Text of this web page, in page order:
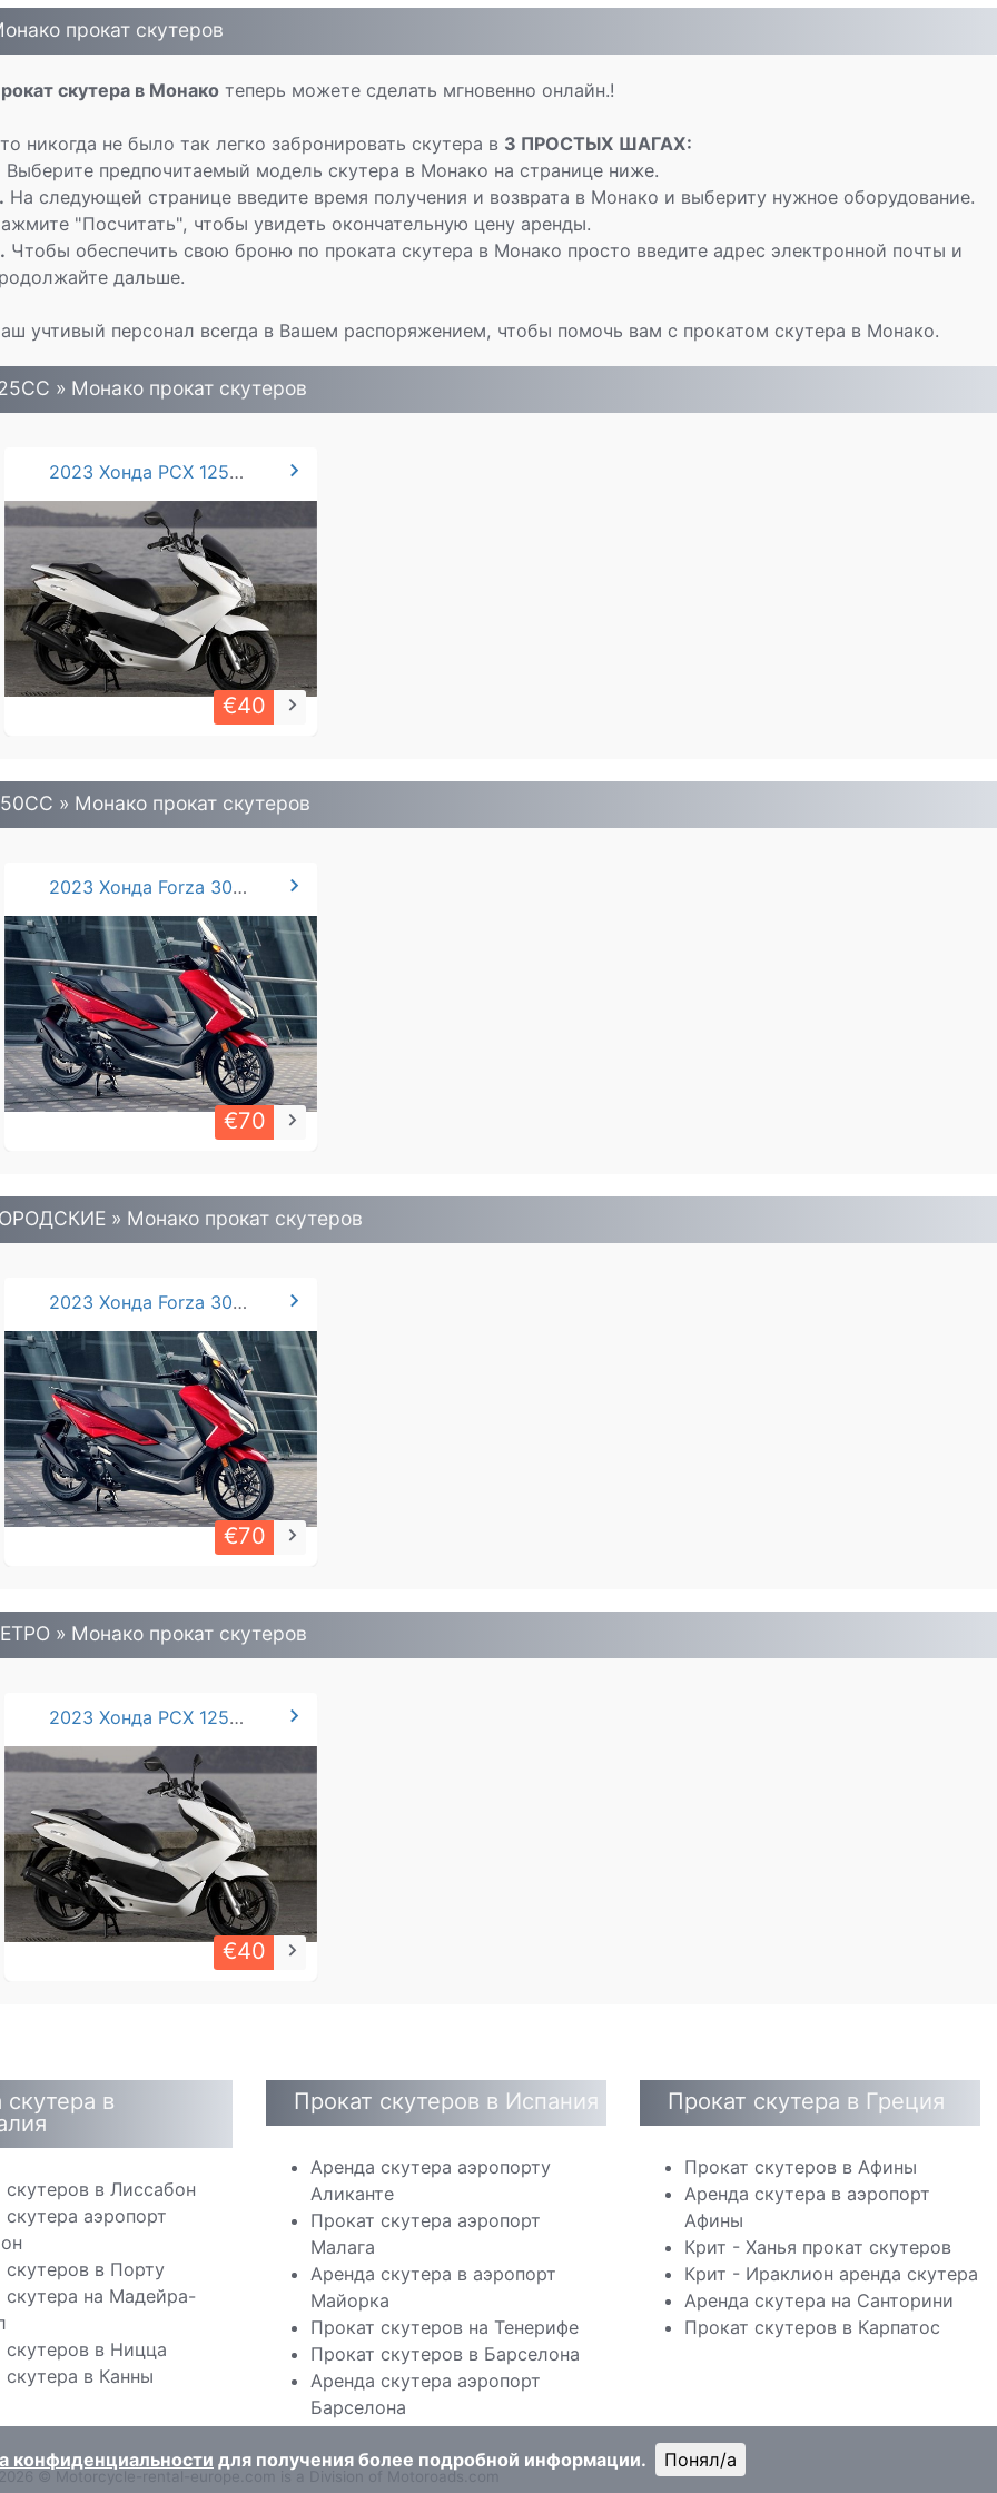
прокат скутеров
скутера в Монакотеперь можете сделать мгновенно онлайн.!
никогда не было так легко забронировать скутера в 3 ПРОСТЫХ ШАГАХ:
Выберите предпочитаемый модель скутера в Монако на странице ниже.
На следующей странице введите время получения и возврата в Монако и выбериту нужное оборудование.
"Посчитать", чтобы увидеть окончательную цену аренды.
Чтобы обеспечить свою броню по проката скутера в Монако просто введите адрес электронной почты и
дальше.
учтивый персонал всегда в Вашем распоряжением, чтобы помочь вам с прокатом скутера в Монако.
» Монако прокат скутеров
2023 Хонда PCX 125 cc* chevron_right
€40 keyboard_arrow_right
» Монако прокат скутеров
2023 Хонда Forza 300/350 cc chevron_right
€70 keyboard_arrow_right
» Монако прокат скутеров
2023 Хонда Forza 300/350 cc chevron_right
€70 keyboard_arrow_right
» Монако прокат скутеров
2023 Хонда PCX 125 cc* chevron_right
€40 keyboard_arrow_right
в
скутеров в Лиссабон
аэропорт
скутеров в Порту
скутера на Мадейра-
скутеров в Ницца
в Канны
Прокат скутеров в Испания
Аренда скутера аэропорту
Аликанте
Прокат скутера аэропорт
Малага
Аренда скутера в аэропорт
Майорка
Прокат скутеров на Тенерифе
Прокат скутеров в Барселона
Аренда скутера аэропорт
Барселона
Прокат скутерa в Греция
Прокат скутеров в Афины
Аренда скутера в аэропорт
Афины
Крит - Ханья прокат скутеров
Крит - Ираклион аренда скутера
Аренда скутера на Санторини
Прокат скутеров в Карпатос
© Motorcycle-rental-europe.com is a Division of Motoroads.com
конфиденциальности для получения более подробной информации. Понял/a